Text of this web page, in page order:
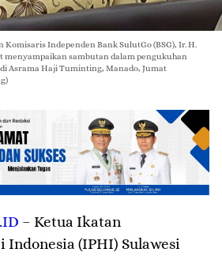
Independen Bank SulutGo (BSG), Ir. H.
menyampaikan sambutan dalam pengukuhan
Asrama Haji Tuminting, Manado, Jumat
– Ketua Ikatan
Indonesia (IPHI) Sulawesi